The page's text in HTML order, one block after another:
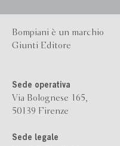
Bompiani è un marchio
Giunti Editore
Sede operativa
Via Bolognese 165,
50139 Firenze
Sede legale